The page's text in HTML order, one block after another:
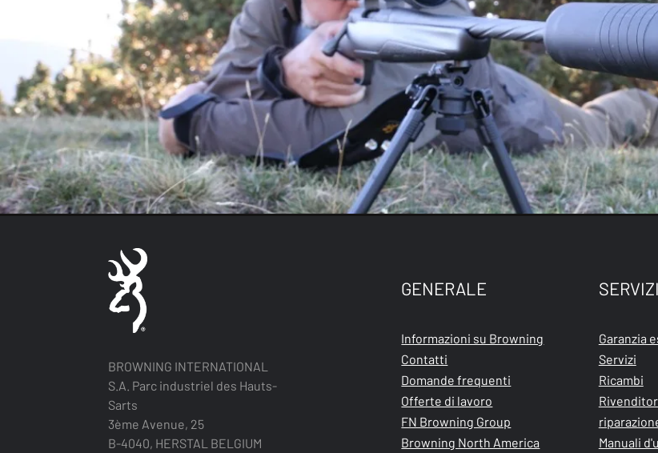
BROWNING INTERNATIONAL
S.A. Parc industriel des Hauts-
Sarts
3ème Avenue, 25
B-4040, HERSTAL BELGIUM
GENERALE
Informazioni su Browning
Contatti
Domande frequenti
Offerte di lavoro
FN Browning Group
Browning North America
SERVIZI
Garanzia
Servizi
Ricambi
Manuali